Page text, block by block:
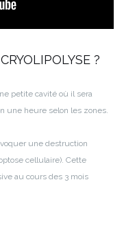
?
petite cavité où il sera
une heure selon les zones.
une destruction
cellulaire). Cette
au cours des 3 mois